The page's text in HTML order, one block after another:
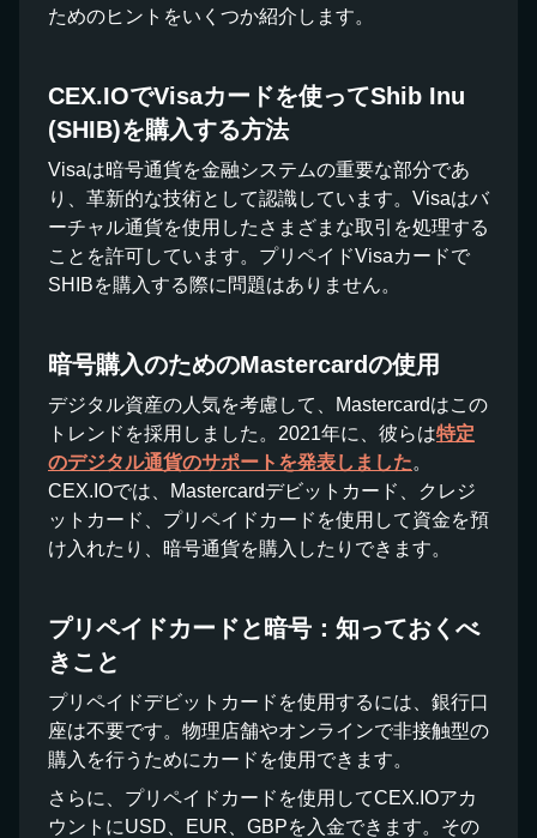
ためのヒントをいくつか紹介します。
CEX.IOでVisaカードを使ってShib Inu
(SHIB)を購入する方法
Visaは暗号通貨を金融システムの重要な部分であ
り、革新的な技術として認識しています。Visaはバ
ーチャル通貨を使用したさまざまな取引を処理する
ことを許可しています。プリペイドVisaカードで
SHIBを購入する際に問題はありません。
暗号購入のためのMastercardの使用
デジタル資産の人気を考慮して、Mastercardはこの
トレンドを採用しました。2021年に、彼らは特定
のデジタル通貨のサポートを発表しました。
CEX.IOでは、Mastercardデビットカード、クレジ
ットカード、プリペイドカードを使用して資金を預
け入れたり、暗号通貨を購入したりできます。
プリペイドカードと暗号：知っておくべ
きこと
プリペイドデビットカードを使用するには、銀行口
座は不要です。物理店舗やオンラインで非接触型の
購入を行うためにカードを使用できます。
さらに、プリペイドカードを使用してCEX.IOアカ
ウントにUSD、EUR、GBPを入金できます。その